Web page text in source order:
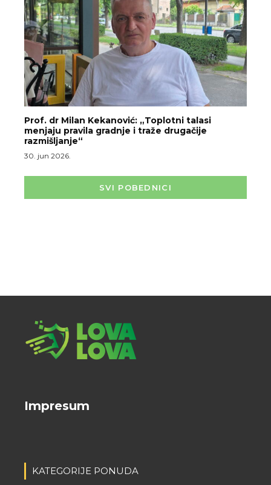
Prof. dr Milan Kekanović: „Toplotni talasi
menjaju pravila gradnje i traže drugačije
razmišljanje“
30. jun 2026.
SVI POBEDNICI
Impresum
KATEGORIJE PONUDA